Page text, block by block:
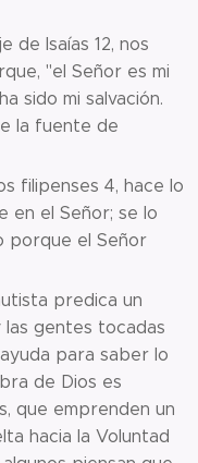
de Isaías 12, nos
"el Señor es mi
sido mi salvación.
la fuente de
filipenses 4, hace lo
en el Señor; se lo
porque el Señor
predica un
las gentes tocadas
para saber lo
de Dios es
que emprenden un
hacia la Voluntad